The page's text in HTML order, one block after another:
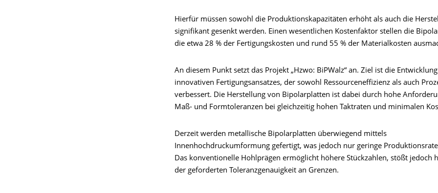
Hierfür müssen sowohl die Produktionskapazitäten erhöht als auch die
signifikant gesenkt werden. Einen wesentlichen Kostenfaktor stellen die
die etwa 28 % der Fertigungskosten und rund 55 % der Materialkosten
An diesem Punkt setzt das Projekt „Hzwo: BiPWalz“ an. Ziel ist die
innovativen Fertigungsansatzes, der sowohl Ressourceneffizienz als auch
verbessert. Die Herstellung von Bipolarplatten ist dabei durch hohe
Maß- und Formtoleranzen bei gleichzeitig hohen Taktraten und minimalen
Derzeit werden metallische Bipolarplatten überwiegend mittels
Innenhochdruckumformung gefertigt, was jedoch nur geringe
Das konventionelle Hohlprägen ermöglicht höhere Stückzahlen, stößt jedoch
der geforderten Toleranzgenauigkeit an Grenzen.